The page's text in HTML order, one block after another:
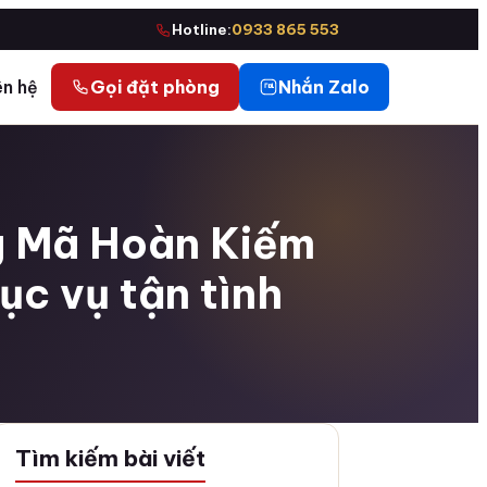
Hotline:0933 865 553
hệ Gọi đặt phòng Nhắn Zalo
Hoàn Kiếm
vụ tận tình
Tìm kiếm bài viết